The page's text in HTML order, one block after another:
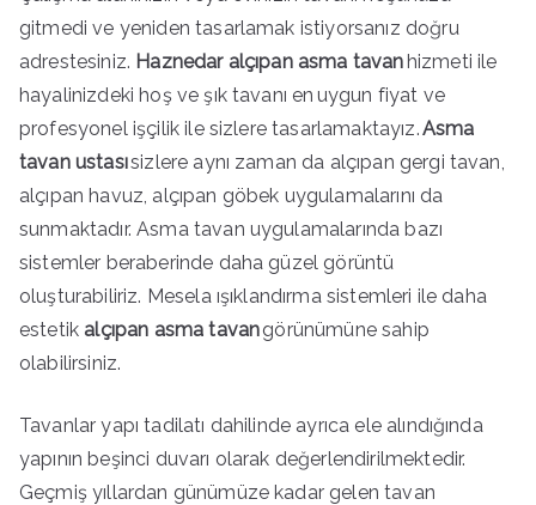
gitmedi ve yeniden tasarlamak istiyorsanız doğru
adrestesiniz. Haznedar alçıpan asma tavanhizmeti ile
hayalinizdeki hoş ve şık tavanı en uygun fiyat ve
profesyonel işçilik ile sizlere tasarlamaktayız.Asma
tavan ustasısizlere aynı zaman da alçıpan gergi tavan,
alçıpan havuz, alçıpan göbek uygulamalarını da
sunmaktadır. Asma tavan uygulamalarında bazı
sistemler beraberinde daha güzel görüntü
oluşturabiliriz. Mesela ışıklandırma sistemleri ile daha
estetik alçıpan asma tavangörünümüne sahip
olabilirsiniz.
Tavanlar yapı tadilatı dahilinde ayrıca ele alındığında
yapının beşinci duvarı olarak değerlendirilmektedir.
Geçmiş yıllardan günümüze kadar gelen tavan